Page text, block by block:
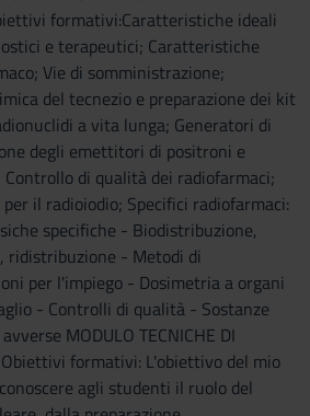
formativi:Caratteristiche ideali
e terapeutici; Caratteristiche
Vie di somministrazione;
del tecnezio e preparazione dei kit
a vita lunga; Generatori di
degli emettitori di positroni e
di qualità dei radiofarmaci;
il radioiodio; Specifici radiofarmaci:
specifiche - Biodistribuzione,
ridistribuzione - Metodi di
per l'impiego - Dosimetria a organi
- Controlli di qualità - Sostanze
MODULO TECNICHE DI
Obiettivi formativi: L'obiettivo del mio
agli studenti il ruolo del